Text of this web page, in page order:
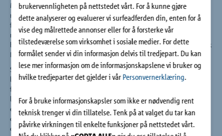
brukervennligheten på nettstedet vårt. For å kunne gjøre
dette analyserer og evaluerer vi surfeadferden din, enten for å
vise deg målrettede annonser eller for å forsterke vår
tilstedeværelse som virksomhet i sosiale medier. For dette
formålet sender vi din informasjon delvis til tredjepart. Du kan
lese mer informasjon om de informasjonskapslene vi bruker og
hvilke tredjeparter det gjelder i vårPersonvernerklæring.
For å bruke informasjonskapsler som ikke er nødvendig rent
teknisk trenger vi din tillatelse. Tenk på at valget du tar kan
påvirke virkningen til enkelte funksjoner på nettstedet vårt.
Med denne grensesprengende innovasjonen skilles nå
råbyggfasen og montasje av prefabrikkert bygningselementer
fra hverandre. De standardiserte Schöck Isokorb®
modulelementene med 80 mm og 120 mm isolasjon kan
brukes med IDock® uten tilpasning. Ettermontering med Schöck
IDock® gir dermed store effektivitetsfordeler.
Schöck IDock®-elementet skaper slisser i betonggulvet der
balkongene eller svalgangene på et senere tidspunkt kan
forankres. Den prefabrikkerte balkongen eller svalgangene
leveres på byggeplassen med innebygget Schöck Isokorb®-
elementer og støpes fast med K70 støpemørtel. Avhengig av
omgivelsestemperaturen og styrkeutviklingen kan balkongene
og svalgagene belastes fullt ut allerede etter 24 timer.